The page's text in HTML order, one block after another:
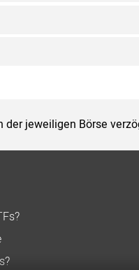
jeweiligen Börse